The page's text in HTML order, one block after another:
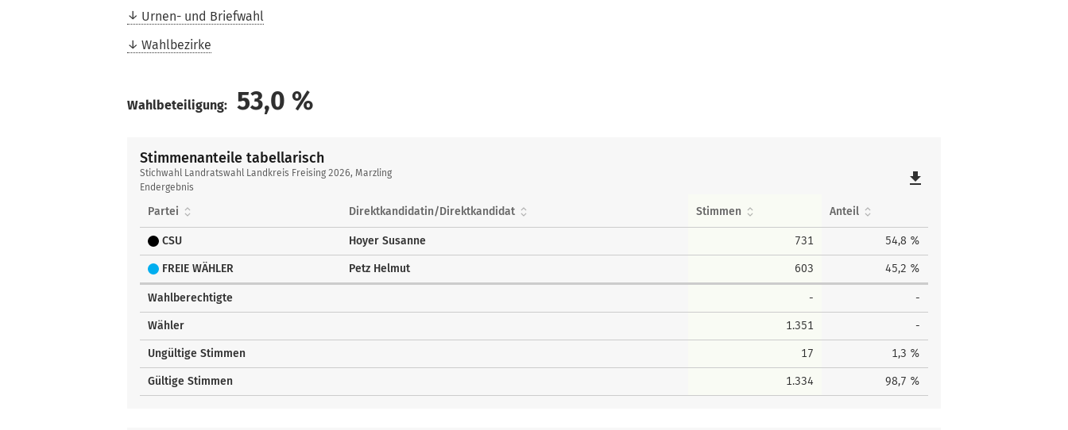
Urnen- und Briefwahl
Wahlbezirke
Wahlbeteiligung: 53,0 %
Stimmenanteile tabellarisch
Stimmenanteile
tabellarisch
Stichwahl Landratswahl Landkreis Freising 2026, Marzling
Endergebnis
file_download
Partei Direktkandidatin/Direktkandidat Stimmen Anteil
CSU Hoyer Susanne 731 54,8 %
FREIE WÄHLER Petz Helmut 603 45,2 %
Wahlberechtigte - -
Wähler 1.351 -
Ungültige Stimmen 17 1,3 %
Gültige Stimmen 1.334 98,7 %